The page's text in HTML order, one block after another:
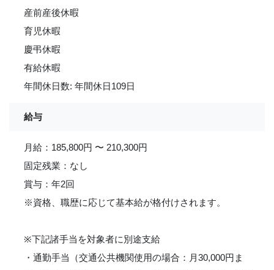
産前産後休暇
育児休暇
慶弔休暇
有給休暇
年間休日数: 年間休日109日
給与
月給：185,800円 〜 210,300円
固定残業：なし
賞与：年2回
※資格、職歴に応じて基本給が格付けされます。
※下記諸手当を対象者に別途支給
・通勤手当（交通公共機関使用の場合：月30,000円ま